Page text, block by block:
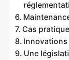
Cas
Une